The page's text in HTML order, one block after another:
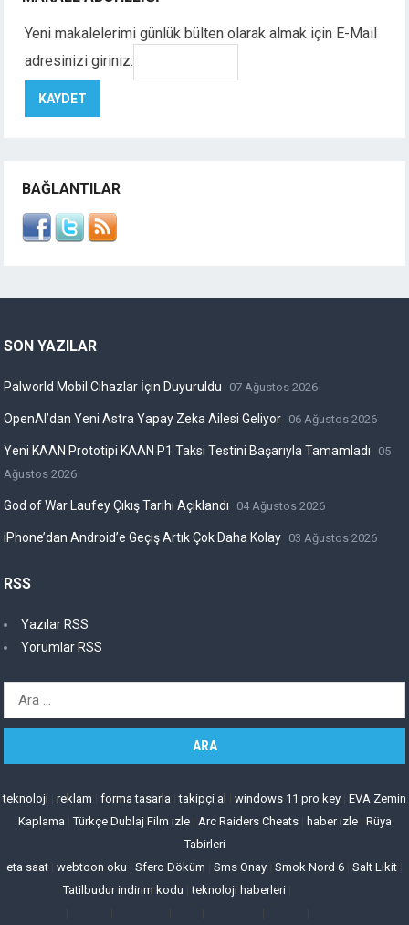
Yeni makalelerimi günlük bülten olarak almak için E-Mail
adresinizi giriniz:
BAĞLANTILAR
SON YAZILAR
Palworld Mobil Cihazlar İçin Duyuruldu 07 Ağustos 2026
OpenAI’dan Yeni Astra Yapay Zeka Ailesi Geliyor 06 Ağustos 2026
Yeni KAAN Prototipi KAAN P1 Taksi Testini Başarıyla Tamamladı
05
Ağustos 2026
God of War Laufey Çıkış Tarihi Açıklandı 04 Ağustos 2026
iPhone’dan Android’e Geçiş Artık Çok Daha Kolay 03 Ağustos 2026
RSS
Yazılar RSS
Yorumlar RSS
Arama:
teknoloji reklam forma tasarla |takipçi al windows 11 pro key EVA Zemin
Kaplama |Türkçe Dublaj Film izle| Arc Raiders Cheats| haber izle| Rüya
Tabirleri
eta saat webtoon oku Sfero Döküm Sms Onay Smok Nord 6 Salt Likit
Tatilbudur indirim kodu |teknoloji haberleri|